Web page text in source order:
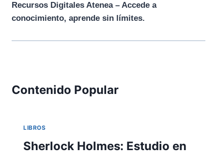
Recursos Digitales Atenea – Accede a
conocimiento, aprende sin límites.
Contenido Popular
LIBROS
Sherlock Holmes: Estudio en